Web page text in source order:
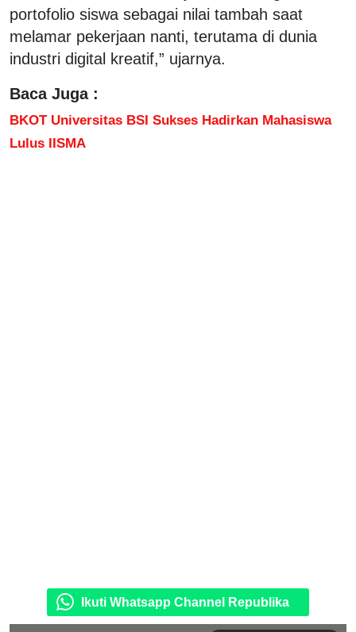
portofolio siswa sebagai nilai tambah saat
melamar pekerjaan nanti, terutama di dunia
industri digital kreatif,” ujarnya.
Baca Juga :
BKOT Universitas BSI Sukses Hadirkan Mahasiswa
Lulus IISMA
Ikuti Whatsapp Channel Republika